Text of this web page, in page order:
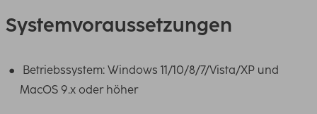
Systemvoraussetzungen
Betriebssystem: Windows 11/10/8/7/Vista/XP und
MacOS 9.x oder höher